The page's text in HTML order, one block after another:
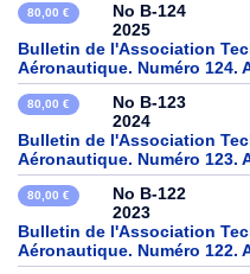
80,00 €
No B-124
2025
Bulletin de l'Association
Aéronautique. Numéro 124.
80,00 €
No B-123
2024
Bulletin de l'Association
Aéronautique. Numéro 123.
80,00 €
No B-122
2023
Bulletin de l'Association
Aéronautique. Numéro 122.